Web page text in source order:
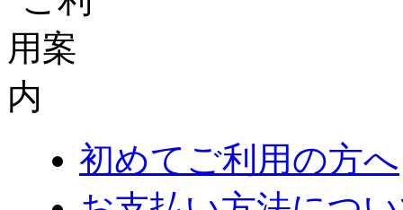
初めてご利用の方へ